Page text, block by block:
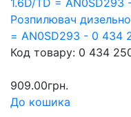
Розпилювач
= AN0SD293 - 0 434
Код товару: 0 434
909.00грн.
До кошика